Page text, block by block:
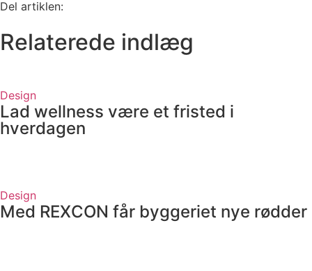
Del artiklen:
Relaterede indlæg
Design
Lad wellness være et fristed i
hverdagen
Design
Med REXCON får byggeriet nye rødder